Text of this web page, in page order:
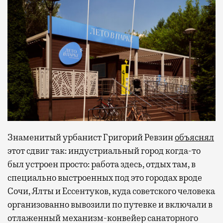
Знаменитый урбанист Григорий Ревзинобъяснял
этот сдвиг так: индустриальный город когда-то
был устроен просто: работа здесь, отдых там, в
специально выстроенных под это городах вроде
Сочи, Ялты и Ессентуков, куда советского человека
организованно вывозили по путевке и включали в
отлаженный механизм-конвейер санаторного